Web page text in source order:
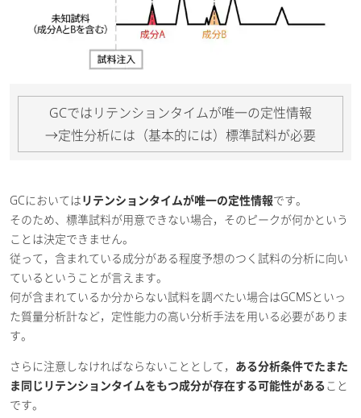
GCではリテンションタイムが唯一の定性情報
→定性分析には（基本的には）標準試料が必要
GCにおいてはリテンションタイムが唯一の定性情報です。
そのため、標準試料が用意できない場合，そのピークが何かという
ことは決定できません。
従って，含まれている成分がある程度予想のつく試料の分析に向い
ているということが言えます。
何が含まれているか分からない試料を調べたい場合はGCMSといっ
た質量分析計など，定性能力の高い分析手法を用いる必要がありま
す。
さらに注意しなければならないこととして， ある分析条件でたまた
ま同じリテンションタイムをもつ成分が存在する可能性があること
です。